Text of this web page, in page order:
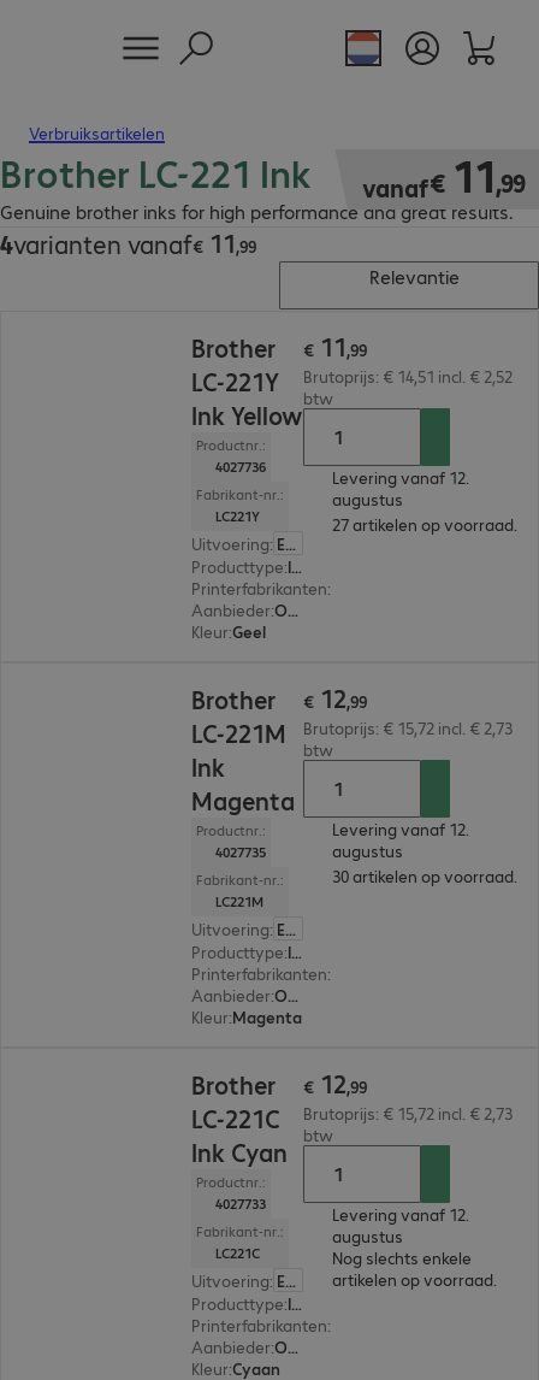
Verbruiksartikelen
Brother LC-221 Ink
Genuine brother inks for high performance and great results.
vanaf€ 11,99
€ 11,99
4varianten vanaf€ 11,99
€ 11,99
Relevantie
Brother
LC-221Y
Ink Yellow
Productnr.:
4027736
Fabrikant-nr.:
LC221Y
Uitvoering: Europa
Producttype: Ink
Printerfabrikanten:
Aanbieder:
Origineel
Kleur:Geel
€ 11,99
Brutoprijs: € 14,51 incl. € 2,52
btw
Levering vanaf 12.
augustus
27 artikelen op voorraad.
Brother
LC-221M
Ink
Magenta
Productnr.:
4027735
Fabrikant-nr.:
LC221M
Uitvoering: Europa
Producttype: Ink
Printerfabrikanten:
Aanbieder:
Origineel
Kleur:Magenta
€ 12,99
Brutoprijs: € 15,72 incl. € 2,73
btw
Levering vanaf 12.
augustus
30 artikelen op voorraad.
Brother
LC-221C
Ink Cyan
Productnr.:
4027733
Fabrikant-nr.:
LC221C
Uitvoering: Europa
Producttype: Ink
Printerfabrikanten:
Aanbieder:
Origineel
Kleur:Cyaan
€ 12,99
Brutoprijs: € 15,72 incl. € 2,73
btw
Levering vanaf 12.
augustus
Nog slechts enkele
artikelen op voorraad.